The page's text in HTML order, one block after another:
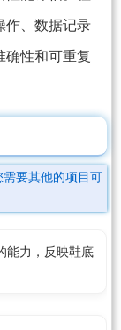
作、数据记录
确性和可重复
需要其他的项目可
力，反映鞋底